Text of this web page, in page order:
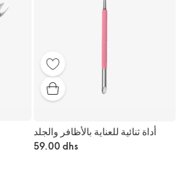
أداة ثنائية للعناية بالأظافر والجلد
59.00 dhs